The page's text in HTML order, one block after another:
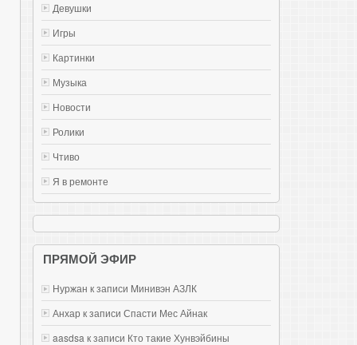
Девушки
Игры
Картинки
Музыка
Новости
Ролики
Чтиво
Я в ремонте
ПРЯМОЙ ЭФИР
Нуржан к записи Mинивэн АЗЛК
Анхар к записи Спасти Мес Айнак
aasdsa к записи Кто такие Хунвэйбины